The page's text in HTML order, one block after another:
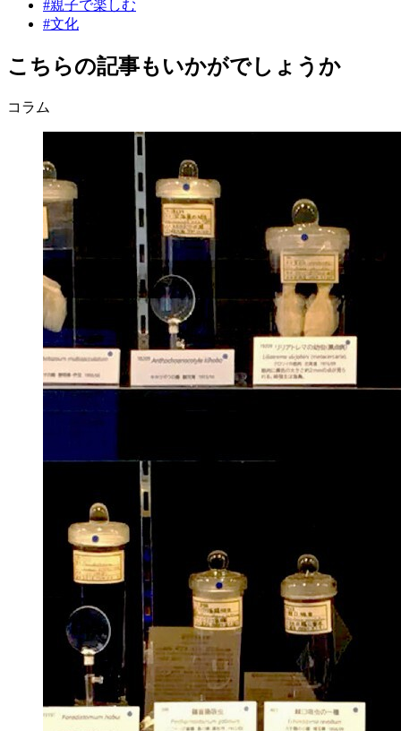
#親子で楽しむ
#文化
こちらの記事もいかがでしょうか
コラム